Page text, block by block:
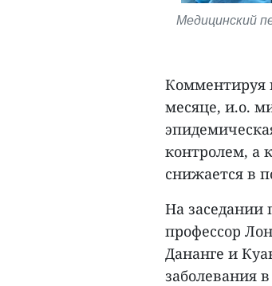
Медицинский
Комментируя
месяце, и.о.
контролем, а
снижается в
На заседании
профессор
Дананге и
заболевания